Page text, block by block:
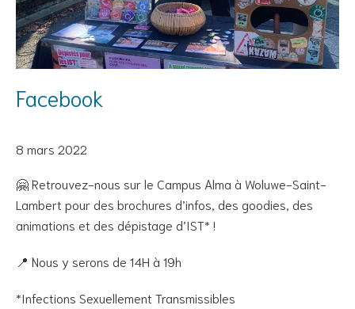
Facebook
8 mars 2022
🤗 Retrouvez-nous sur le Campus Alma à Woluwe-Saint-
Lambert pour des brochures d’infos, des goodies, des
animations et des dépistage d’IST* !
📍 Nous y serons de 14H à 19h
*Infections Sexuellement Transmissibles